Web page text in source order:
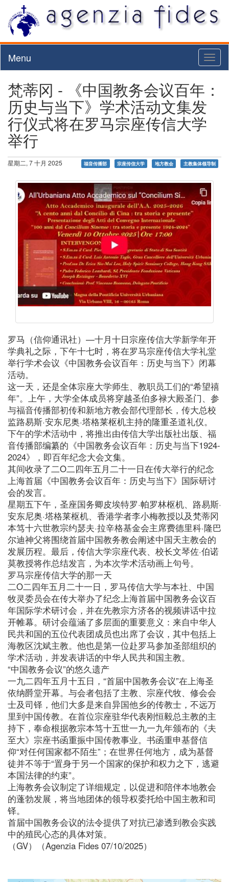
Menu
梵蒂冈 - 《中国教务会议百年：
历史与当下》学术活动文集发
行仪式将在罗马宗座传信大学
举行
星期二, 7 十月 2025 福音传播部 宗座传信大学 地方教会 主教集体领导制
罗马（信仰通讯社）—十月十日宗座传信大学新学年开
学典礼之际，下午十七时，将在罗马宗座传信大学礼堂
举行学术会议《中国教务会议百年：历史与当下》闭幕
活动。
这一天，还是全体宗座大学师生、教职员工们的“希望禧
年”。上午，大学全体成员将穿越圣伯多禄大殿圣门、参
与福音传播部初传和新地方教会部代理部长，传大总校
监路易斯·安东尼奥·塔格莱枢机主持的隆重圣道礼仪。
下午的学术活动中，将推出由传信大学出版社出版、福
音传播部编纂的《中国教务会议百年：历史与当下1924-
2024》，即百年纪念大会文集。
其间收录了二O二四年五月二十一日在传大举行的纪念
上海首届《中国教务会议百年：历史与当下》国际研讨
会的发言。
星期五下午，圣座国务卿皮埃特罗·帕罗林枢机、路易斯·
安东尼奥·塔格莱枢机、香港学者李小梅教授以及梵蒂冈
本笃十六世教宗约瑟夫·拉辛格基金会主席费德里科·隆巴
尔迪神父将围绕首届中国教务教会阐述中国天主教会的
发展历程。最后，传信大学宗座代表、校长文琴佐·伯诺
莫教授将作总结发言，为本次学术活动画上句号。
罗马宗座传信大学的那一天
二O二四年五月二十一日，罗马传信大学与本社、中国
牧灵委员会在传大举办了纪念上海首届中国教务会议百
年国际学术研讨会，并在先教宗方济各的视频讲话中拉
开帷幕。研讨会蕴涵了多层面的重要意义：来自中华人
民共和国的五位代表团成员也出席了会议，其中包括上
海教区沈斌主教。他也是第一位赴罗马参加圣部组织的
学术活动，并发表讲话的中华人民共和国主教。
“中国教务会议”的悠久遗产
一九二四年五月十五日，“首届中国教务会议”在上海圣
依纳爵堂开幕。与会者包括了主教、宗座代牧、修会会
士及司铎，他们大多是来自异国他乡的传教士，不远万
里到中国传教。在首位宗座驻华代表刚恒毅总主教的主
持下，奉命根据教宗本笃十五世一九一九年颁布的《夫
至大》宗座书函重振中国传教事业。书函重申基督信
仰“对任何国家都不陌生”；在世界任何地方，成为基督
徒并不等于“置身于另一个国家的保护和权力之下，逃避
本国法律的约束”。
上海教务会议制定了详细规定，以促进和陪伴本地教会
的蓬勃发展，将当地团体的领导权委托给中国主教和司
铎。
首届中国教务会议的法令提供了对抗已渗透到教会实践
中的殖民心态的具体对策。
（GV）（Agenzia Fides 07/10/2025）